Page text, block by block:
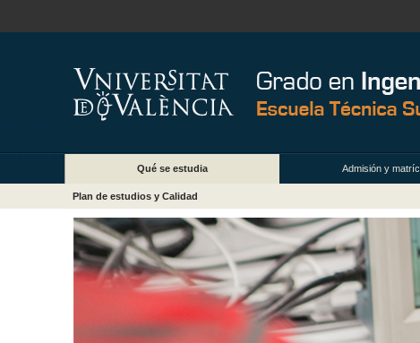
Qué se estudia Admisión y
Plan de estudios y Calidad